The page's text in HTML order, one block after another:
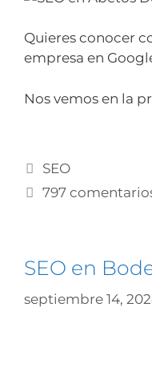
Quieres conocer
empresa en
Nos vemos en la
SEO
797
SEO en
septiembre 14,